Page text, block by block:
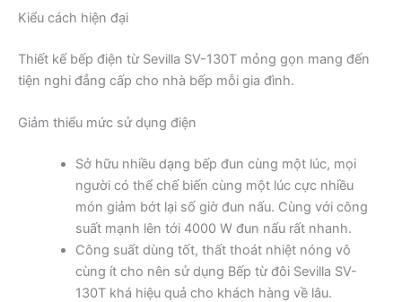
Kiểu cách hiện đại
Thiết kế bếp điện từ Sevilla SV-130T mỏng gọn mang đến
tiện nghi đẳng cấp cho nhà bếp mỗi gia đình.
Giảm thiểu mức sử dụng điện
Sở hữu nhiều dạng bếp đun cùng một lúc, mọi
người có thể chế biến cùng một lúc cực nhiều
món giảm bớt lại số giờ đun nấu. Cùng với công
suất mạnh lên tới 4000 W đun nấu rất nhanh.
Công suất dùng tốt, thất thoát nhiệt nóng vô
cùng ít cho nên sử dụng Bếp từ đôi Sevilla SV-
130T khá hiệu quả cho khách hàng về lâu.